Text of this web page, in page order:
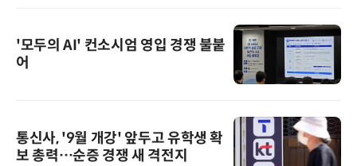
'모두의 AI' 컨소시엄 영입 경쟁 불붙
어
통신사, '9월 개강' 앞두고 유학생 확
보 총력…순증 경쟁 새 격전지